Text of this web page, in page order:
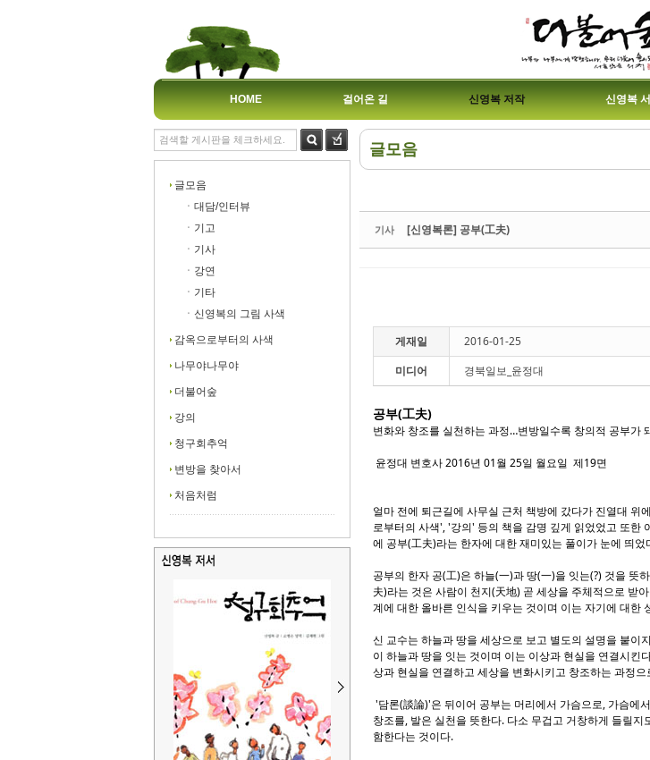
HOME 걸어온 길 신영복 저작 신영복
글모음
ㆍ대담/인터뷰
ㆍ기고
ㆍ기사
ㆍ강연
ㆍ기타
ㆍ신영복의 그림 사색
감옥으로부터의 사색
나무야나무야
더불어숲
강의
청구회추억
변방을 찾아서
처음처럼
글모음
기사 [신영복론] 공부(工夫)
게재일
2016-01-25
미디어
경북일보_윤정대
공부(工夫)
변화와 창조를 실천하는 과정…변방일수록 창의적 공부가
윤정대 변호사 2016년 01월 25일 월요일 제19면
얼마 전에 퇴근길에 사무실 근처 책방에 갔다가 진열대
로부터의 사색', '강의' 등의 책을 감명 깊게 읽었었고 또한
에 공부(工夫)라는 한자에 대한 재미있는 풀이가 눈에 띄었
공부의 한자 공(工)은 하늘(一)과 땅(一)을 잇는(?) 것을 뜻
夫)라는 것은 사람이 천지(天地) 곧 세상을 주체적으로 받
계에 대한 올바른 인식을 키우는 것이며 이는 자기에 대한
신 교수는 하늘과 땅을 세상으로 보고 별도의 설명을 붙이
이 하늘과 땅을 잇는 것이며 이는 이상과 현실을 연결시
상과 현실을 연결하고 세상을 변화시키고 창조하는 과정으
'담론(談論)'은 뒤이어 공부는 머리에서 가슴으로, 가슴에
창조를, 발은 실천을 뜻한다. 다소 무겁고 거창하게 들릴
함한다는 것이다.
Sketchbook5, 스케치
Sketchbook5, 스케치
Sketchbook5, 스케치
Sketchbook5, 스케치